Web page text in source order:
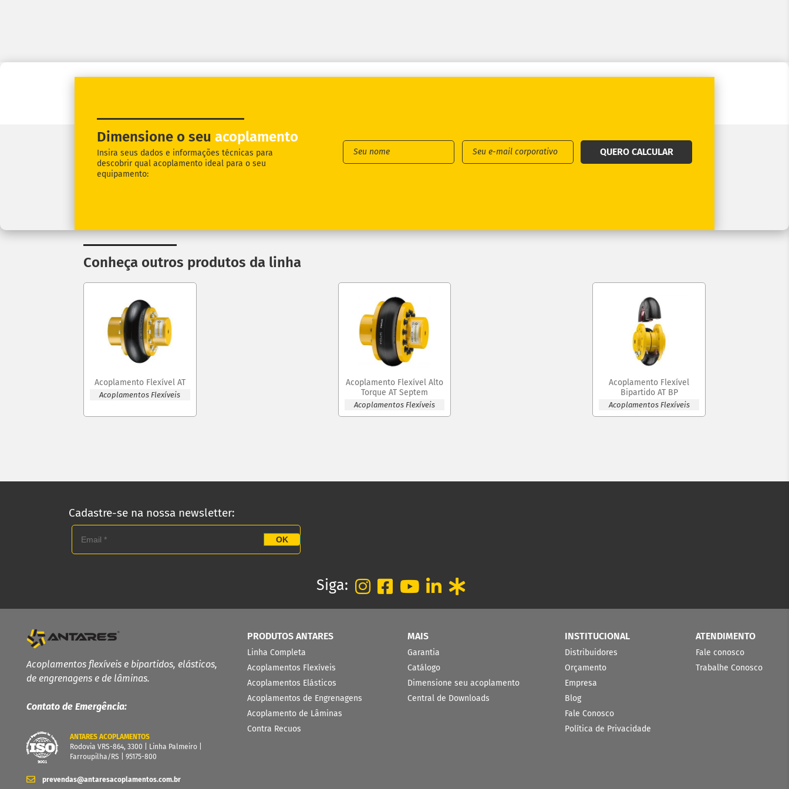
Dimensione o seu acoplamento
Insira seus dados e informações técnicas para
descobrir qual acoplamento ideal para o seu
equipamento:
QUERO CALCULAR
Conheça outros produtos da linha
Acoplamento Flexível AT
Acoplamentos Flexíveis
Acoplamento Flexível Alto
Torque AT Septem
Acoplamentos Flexíveis
Acoplamento Flexível
Bipartido AT BP
Acoplamentos Flexíveis
Cadastre-se na nossa newsletter:
OK
Siga:
Acoplamentos flexíveis e bipartidos, elásticos,
de engrenagens e de lâminas.
Contato de Emergência:
ANTARES ACOPLAMENTOS
Rodovia VRS-864, 3300 | Linha Palmeiro |
Farroupilha/RS | 95175-800
prevendas@antaresacoplamentos.com.br
PRODUTOS ANTARES
Linha Completa
Acoplamentos Flexíveis
Acoplamentos Elásticos
Acoplamentos de Engrenagens
Acoplamento de Lâminas
Contra Recuos
MAIS
Garantia
Catálogo
Dimensione seu acoplamento
Central de Downloads
INSTITUCIONAL
Distribuidores
Orçamento
Empresa
Blog
Fale Conosco
Política de Privacidade
ATENDIMENTO
Fale conosco
Trabalhe Conosco